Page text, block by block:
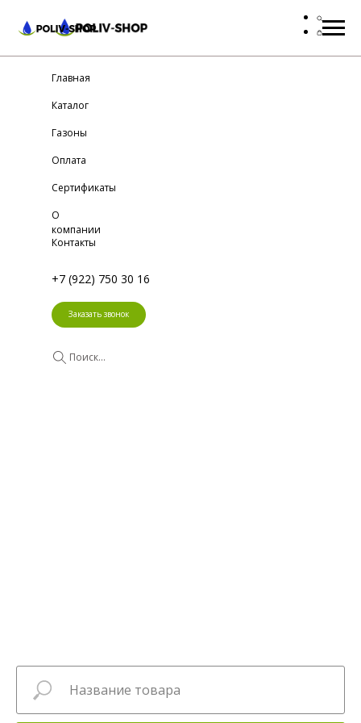
Заказать звонок
+7 (922) 750 30 16
Главная
Каталог
Газоны
Оплата
Сертификаты
О
компании
Контакты
Поиск...